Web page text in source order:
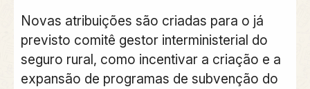
Novas atribuições são criadas para o já
previsto comitê gestor interministerial do
seguro rural, como incentivar a criação e a
expansão de programas de subvenção do